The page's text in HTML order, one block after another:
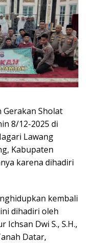
Gerakan Sholat
8/12-2025 di
Lawang
Kabupaten
karena dihadiri
kembali
dihadiri oleh
Ichsan Dwi S., S.H.,
Datar,